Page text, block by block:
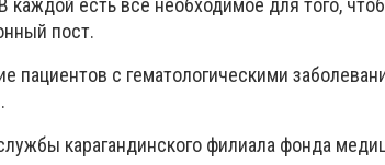
каждой есть всё необходимое для того,
пост.
пациентов с гематологическими
карагандинского филиала фонда